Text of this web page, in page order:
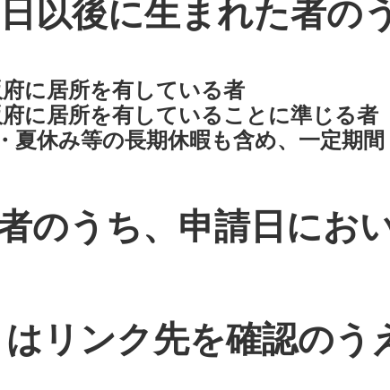
以後に生まれた者
に居所を有している者
に居所を有していることに準じる者
夏休み等の長期休暇も含め、一定期
のうち、申請日にお
リンク先を確認のう